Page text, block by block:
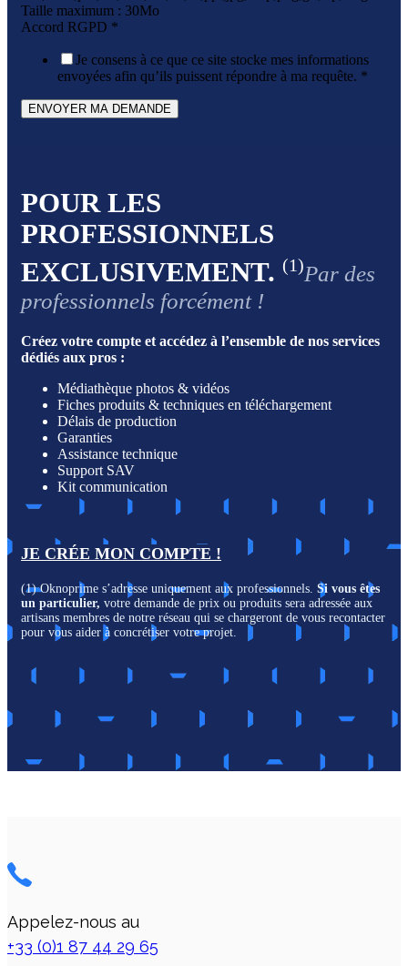
Taille maximum : 30Mo
Accord RGPD *
Je consens à ce que ce site stocke mes informations
envoyées afin qu’ils puissent répondre à ma requête. *
ENVOYER MA DEMANDE
POUR LES
PROFESSIONNELS
EXCLUSIVEMENT. (1)Par des
professionnels forcément !
Créez votre compte et accédez à l’ensemble de nos services
dédiés aux pros :
Médiathèque photos & vidéos
Fiches produits & techniques en téléchargement
Délais de production
Garanties
Assistance technique
Support SAV
Kit communication
JE CRÉE MON COMPTE !
(1) Oknoprime s’adresse uniquement aux professionnels. Si vous êtes
un particulier, votre demande de prix ou produits sera adressée aux
artisans membres de notre réseau qui se chargeront de vous recontacter
pour vous aider à concrétiser votre projet.
Appelez-nous au
+33 (0)1 87 44 29 65